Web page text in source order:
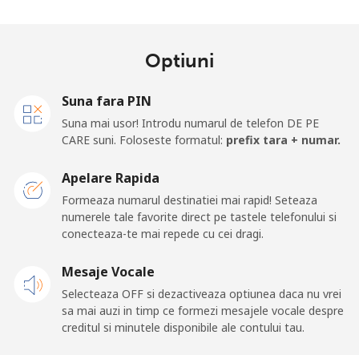
30 min pentru
Mobil
⁦$10⁩
Germany
Telefon fix ⁦1.5¢⁩
665 min pentru
⁦$10⁩
-
⁦1.5¢⁩
Ghana
Optiuni
Suna fara PIN
Suna mai usor! Introdu numarul de telefon DE PE
CARE suni. Foloseste formatul: prefix tara + numar.
Apelare Rapida
Formeaza numarul destinatiei mai rapid! Seteaza
numerele tale favorite direct pe tastele telefonului si
conecteaza-te mai repede cu cei dragi.
Mesaje Vocale
Selecteaza OFF si dezactiveaza optiunea daca nu vrei
sa mai auzi in timp ce formezi mesajele vocale despre
creditul si minutele disponibile ale contului tau.